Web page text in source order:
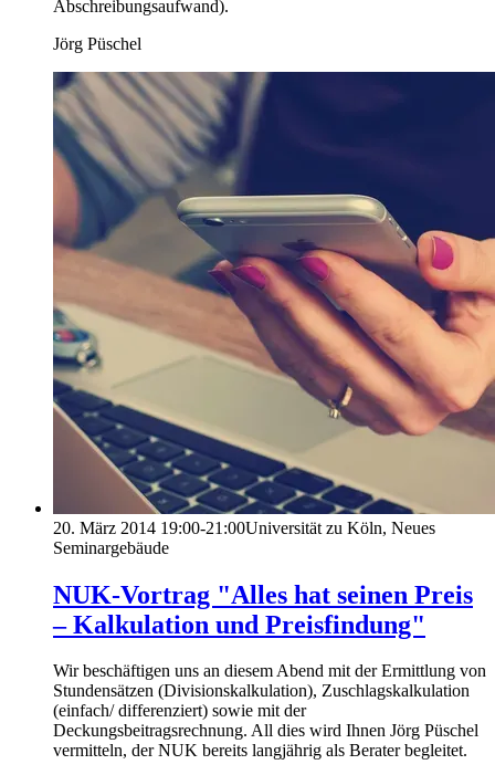
Abschreibungsaufwand).
Jörg Püschel
20. März 2014 19:00-21:00Universität zu Köln, Neues
Seminargebäude
NUK-Vortrag "Alles hat seinen Preis
– Kalkulation und Preisfindung"
Wir beschäftigen uns an diesem Abend mit der Ermittlung von
Stundensätzen (Divisionskalkulation), Zuschlagskalkulation
(einfach/ differenziert) sowie mit der
Deckungsbeitragsrechnung. All dies wird Ihnen Jörg Püschel
vermitteln, der NUK bereits langjährig als Berater begleitet.